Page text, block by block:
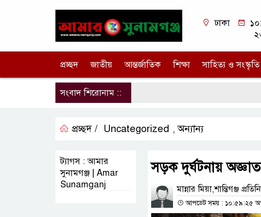
ঢাকা
প্রচ্ছদ জাতীয় আন্তর্জাতিক শিক্ষা সাহিত্য ও সংস্কৃতি
সংবাদ শিরোনাম ::
প্রচ্ছদ / Uncategorized ,অন্যান্য
সড়ক দুর্ঘটনায়
মান্নার মিয়া,শান্তিগঞ্জ
আপডেট সময় : ১০:৫৯:২৫
ট্যাগস : আমার
সুনামগঞ্জ | Amar
Sunamganj